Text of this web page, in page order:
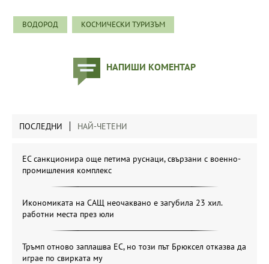
ВОДОРОД КОСМИЧЕСКИ ТУРИЗЪМ
НАПИШИ КОМЕНТАР
ПОСЛЕДНИ НАЙ-ЧЕТЕНИ
ЕС санкционира още петима руснаци, свързани с военно-
промишления комплекс
Икономиката на САЩ неочаквано е загубила 23 хил.
работни места през юли
Тръмп отново заплашва ЕС, но този път Брюксел отказва да
играе по свирката му